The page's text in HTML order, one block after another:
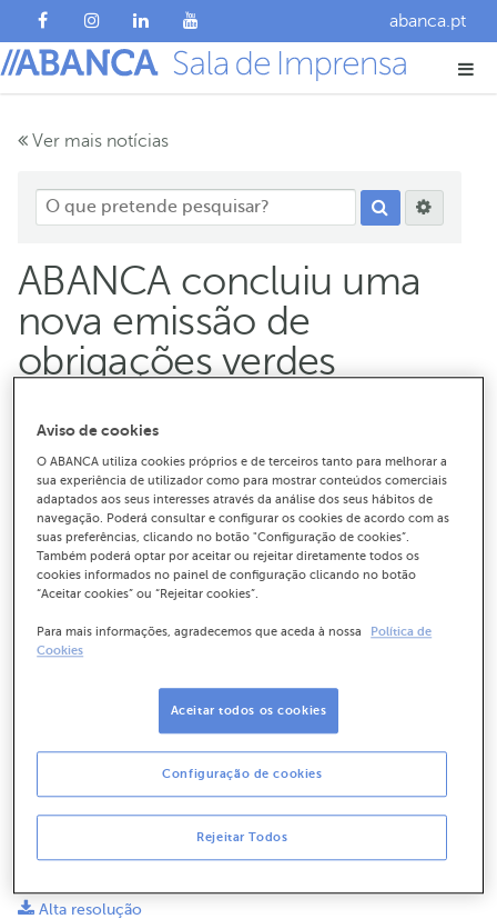
abanca.pt
Ver mais notícias
ABANCA concluiu uma
nova emissão de
obrigações verdes
O banco emitiu títulos a seis anos num montante de
A procura mais do que duplicou o montante emitido
Com esta emissão, o ABANCA aumentou a sua
almofada anti-crise e avança no cumprimento dos
requisitos do MREL
Alta resolução
Aviso de cookies
O ABANCA utiliza cookies próprios e de terceiros tanto para melhorar a
sua experiência de utilizador como para mostrar conteúdos comerciais
adaptados aos seus interesses através da análise dos seus hábitos de
navegação. Poderá consultar e configurar os cookies de acordo com as
suas preferências, clicando no botão "Configuração de cookies”.
Também poderá optar por aceitar ou rejeitar diretamente todos os
cookies informados no painel de configuração clicando no botão
“Aceitar cookies” ou “Rejeitar cookies”.
Para mais informações, agradecemos que aceda à nossa
Política de
Cookies
Rejeitar Todos
Configuração de cookies
Aceitar todos os cookies